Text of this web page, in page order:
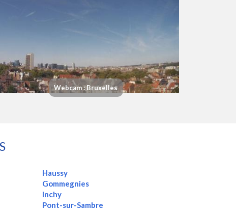
Webcam : Bruxelles
Haussy
Gommegnies
Inchy
Pont-sur-Sambre